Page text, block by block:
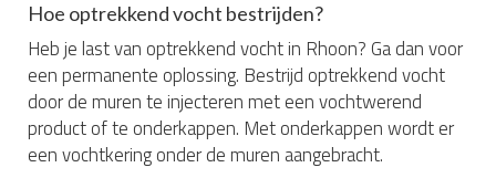
Hoe optrekkend vocht bestrijden?
Heb je last van optrekkend vocht in Rhoon? Ga dan voor
een permanente oplossing. Bestrijd optrekkend vocht
door de muren te injecteren met een vochtwerend
product of te onderkappen. Met onderkappen wordt er
een vochtkering onder de muren aangebracht.